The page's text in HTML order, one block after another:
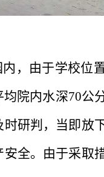
，由于学校位
院内水深70公
研判，当即放
全。由于采取